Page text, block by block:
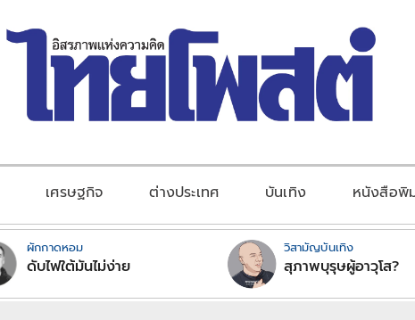
เศรษฐกิจ ต่างประเทศ บันเทิง หนังสือพิ
ผักกาดหอม
ดับไฟใต้มันไม่ง่าย
วิสามัญบันเทิง
สุภาพบุรุษผู้อาวุโส?